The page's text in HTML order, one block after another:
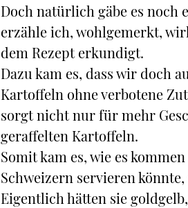
Doch natürlich gäbe es
erzähle ich, wohlgemerkt,
dem Rezept erkundigt.
Dazu kam es, dass wir doch
Kartoffeln ohne verbotene
sorgt nicht nur für mehr
geraffelten Kartoffeln.
Somit kam es, wie es
Schweizern servieren
Eigentlich hätten sie